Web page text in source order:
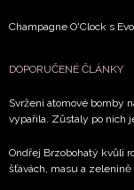
Champagne O'Clock s
DOPORUČENÉ ČLÁNKY
Svržení atomové bomby
vypařila. Zůstaly po nich
Ondřej Brzobohatý kvůli
šťávách, masu a zelenině